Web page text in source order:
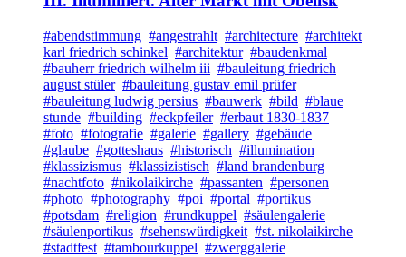
#abendstimmung #angestrahlt #architecture #architekt
karl friedrich schinkel #architektur #baudenkmal
#bauherr friedrich wilhelm iii #bauleitung friedrich
august stüler #bauleitung gustav emil prüfer
#bauleitung ludwig persius #bauwerk #bild #blaue
stunde #building #eckpfeiler #erbaut 1830-1837
#foto #fotografie #galerie #gallery #gebäude
#glaube #gotteshaus #historisch #illumination
#klassizismus #klassizistisch #land brandenburg
#nachtfoto #nikolaikirche #passanten #personen
#photo #photography #poi #portal #portikus
#potsdam #religion #rundkuppel #säulengalerie
#säulenportikus #sehenswürdigkeit #st. nikolaikirche
#stadtfest #tambourkuppel #zwerggalerie